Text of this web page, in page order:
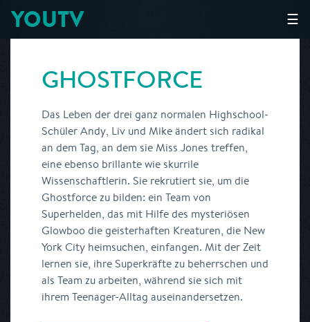
☰
YOUTV
GHOSTFORCE
Das Leben der drei ganz normalen Highschool-
Schüler Andy, Liv und Mike ändert sich radikal
an dem Tag, an dem sie Miss Jones treffen,
eine ebenso brillante wie skurrile
Wissenschaftlerin. Sie rekrutiert sie, um die
Ghostforce zu bilden: ein Team von
Superhelden, das mit Hilfe des mysteriösen
Glowboo die geisterhaften Kreaturen, die New
York City heimsuchen, einfangen. Mit der Zeit
lernen sie, ihre Superkräfte zu beherrschen und
als Team zu arbeiten, während sie sich mit
ihrem Teenager-Alltag auseinandersetzen.